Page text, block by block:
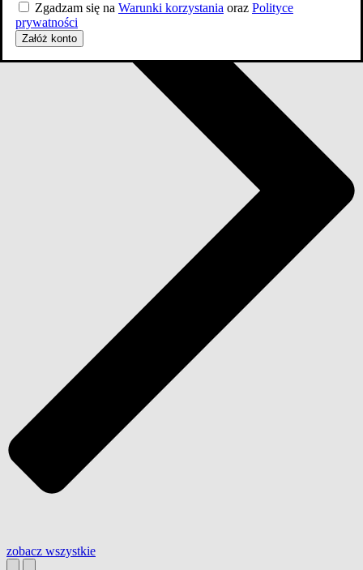
zobacz wszystkie
Zgadzam się na Warunki korzystania oraz Polityce
prywatności
Załóż konto